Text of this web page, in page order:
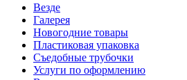
Везде
Галерея
Новогодние товары
Пластиковая упаковка
Съедобные трубочки
Услуги по оформлению